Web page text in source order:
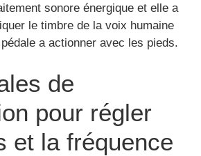
sonore énergique et elle a
le timbre de la voix humaine
pédale a actionner avec les pieds.
de
pour régler
et la fréquence